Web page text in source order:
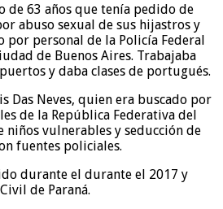
de 63 años que tenía pedido de
abuso sexual de sus hijastros y
personal de la Policía Federal
de Buenos Aires. Trabajaba
y daba clases de portugués.
Das Neves, quien era buscado por
de la República Federativa del
niños vulnerables y seducción de
fuentes policiales.
durante el durante el 2017 y
de Paraná.